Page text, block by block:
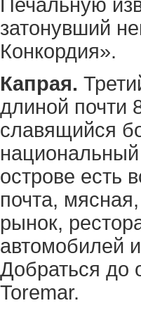
Печальную
затонувший
Конкордия».
Капрая.
длиной почти
славящийся
острове есть
почта,
рынок,
автомобилей
Добраться до
Toremar.